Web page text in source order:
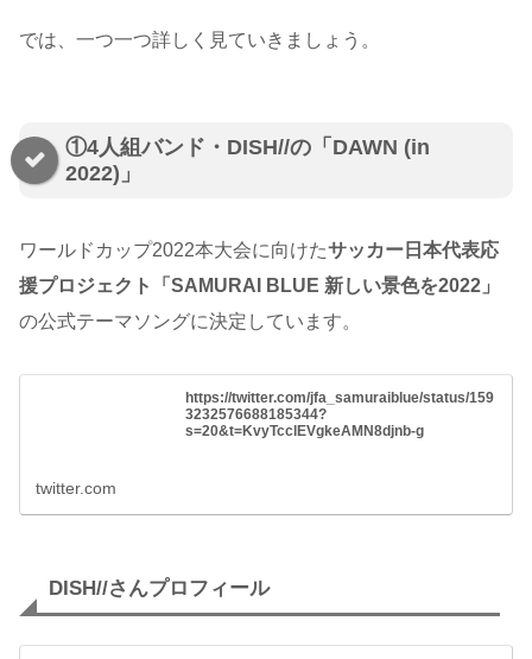
では、一つ一つ詳しく見ていきましょう。
①4人組バンド・DISH//の「DAWN (in
2022)」
ワールドカップ2022本大会に向けたサッカー日本代表応
援プロジェクト「SAMURAI BLUE 新しい景色を2022」
の公式テーマソングに決定しています。
https://twitter.com/jfa_samuraiblue/status/159
3232576688185344?
s=20&t=KvyTcclEVgkeAMN8djnb-g
twitter.com
DISH//さんプロフィール